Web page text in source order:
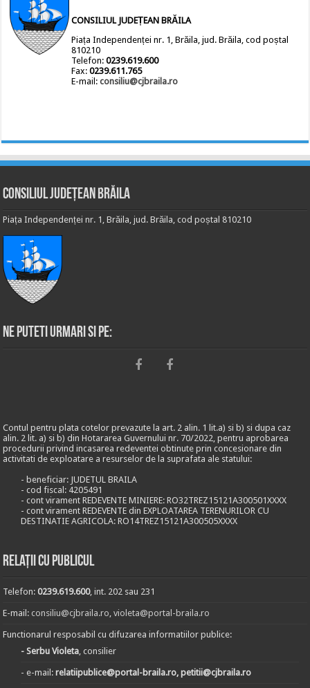
CONSILIUL JUDEȚEAN BRĂILA
Piața Independenței nr. 1, Brăila, jud. Brăila, cod poștal
810210
Telefon:0239.619.600
Fax:0239.611.765
E-mail:consiliu@cjbraila.ro
Consiliul Județean Brăila
Piața Independenței nr. 1, Brăila, jud. Brăila, cod poștal 810210
Ne puteti urmari si pe:
Contul pentru plata cotelor prevazute la art. 2 alin. 1 lit.a) si b) si dupa caz
alin. 2 lit. a) si b) din Hotararea Guvernului nr. 70/2022, pentru aprobarea
procedurii privind incasarea redeventei obtinute prin concesionare din
activitati de exploatare a resurselor de la suprafata ale statului:
- beneficiar: JUDETUL BRAILA
- cod fiscal: 4205491
- cont virament REDEVENTE MINIERE: RO32TREZ15121A300501XXXX
- cont virament REDEVENTE din EXPLOATAREA TERENURILOR CU
DESTINATIE AGRICOLA: RO14TREZ15121A300505XXXX
Relații cu publicul
Telefon:0239.619.600, int. 202 sau 231
E-mail:consiliu@cjbraila.ro,violeta@portal-braila.ro
Functionarul resposabil cu difuzarea informatiilor publice:
- Serbu Violeta, consilier
- e-mail:relatiipublice@portal-braila.ro, petitii@cjbraila.ro